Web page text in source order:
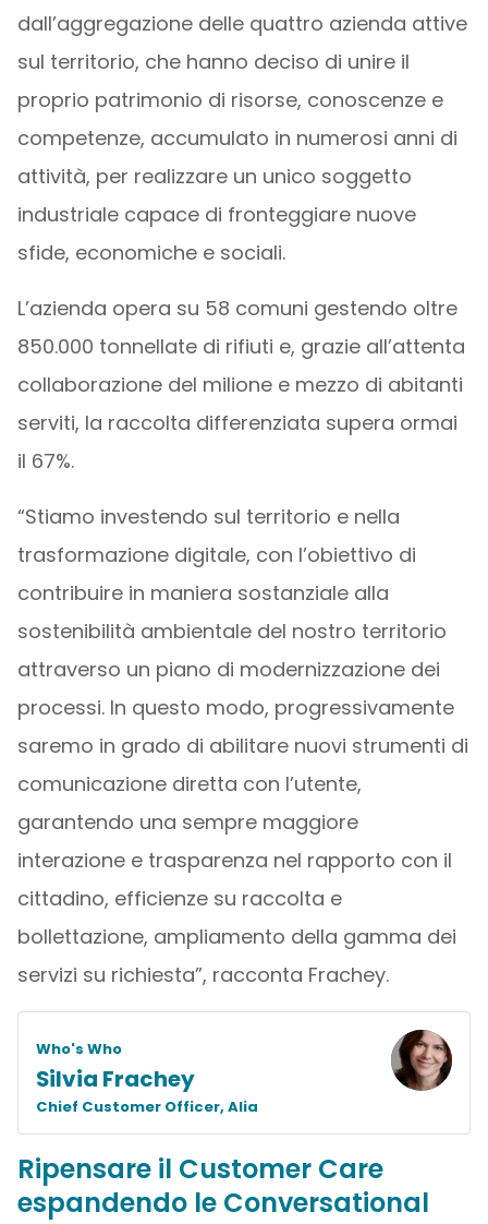
dall’aggregazione delle quattro azienda attive
sul territorio, che hanno deciso di unire il
proprio patrimonio di risorse, conoscenze e
competenze, accumulato in numerosi anni di
attività, per realizzare un unico soggetto
industriale capace di fronteggiare nuove
sfide, economiche e sociali.
L’azienda opera su 58 comuni gestendo oltre
850.000 tonnellate di rifiuti e, grazie all’attenta
collaborazione del milione e mezzo di abitanti
serviti, la raccolta differenziata supera ormai
il 67%.
“Stiamo investendo sul territorio e nella
trasformazione digitale, con l’obiettivo di
contribuire in maniera sostanziale alla
sostenibilità ambientale del nostro territorio
attraverso un piano di modernizzazione dei
processi. In questo modo, progressivamente
saremo in grado di abilitare nuovi strumenti di
comunicazione diretta con l’utente,
garantendo una sempre maggiore
interazione e trasparenza nel rapporto con il
cittadino, efficienze su raccolta e
bollettazione, ampliamento della gamma dei
servizi su richiesta”, racconta Frachey.
Who's Who
Silvia Frachey
Chief Customer Officer, Alia
Ripensare il Customer Care
espandendo le Conversational